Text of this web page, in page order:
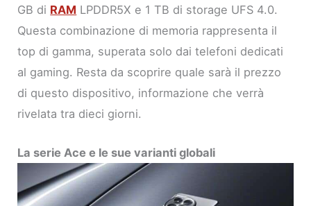
GB di RAM LPDDR5X e 1 TB di storage UFS 4.0.
Questa combinazione di memoria rappresenta il
top di gamma, superata solo dai telefoni dedicati
al gaming. Resta da scoprire quale sarà il prezzo
di questo dispositivo, informazione che verrà
rivelata tra dieci giorni.
La serie Ace e le sue varianti globali